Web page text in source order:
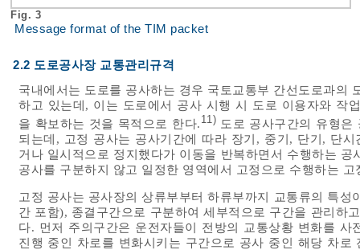
Fig. 3
Message format of the TIM packet
2.2 도로공사장 교통관리규격
국내에서는 도로를 공사하는 경우 국토교통부 간선도로과의
하고 있는데, 이는 도로에서 공사 시행 시 도로 이용자와 작
을 확보하는 것을 목적으로 한다. 11) 도로 공사구간의 유형은
되는데, 고정 공사는 공사기간에 따라 장기, 중기, 단기, 단
거나 일시적으로 정지했다가 이동을 반복하면서 수행하는
공사를 구분하지 않고 일정한 영역에서 고정으로 수행하는
고정 공사는 공사장의 상류부부터 하류부까지 교통류의 특
간 포함), 종결구간으로 구분하여 세부적으로 구간을 관리하
다. 먼저 주의구간은 운전자들이 전방의 교통상황 변화를
진행 중인 차로를 변화시키는 구간으로 공사 중인 해당 차